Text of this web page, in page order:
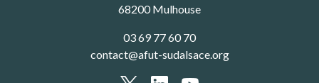
68200 Mulhouse
03 69 77 60 70
contact@afut-sudalsace.org